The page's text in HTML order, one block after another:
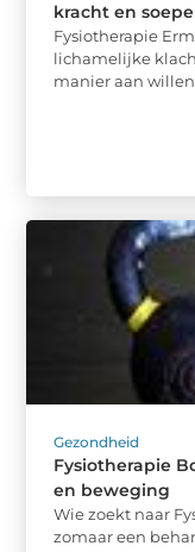
kracht en
Fysiotherapie
lichamelijke
manier aan willen
Gezondheid
Fysiotherapie
en beweging
Wie zoekt naar
zomaar een